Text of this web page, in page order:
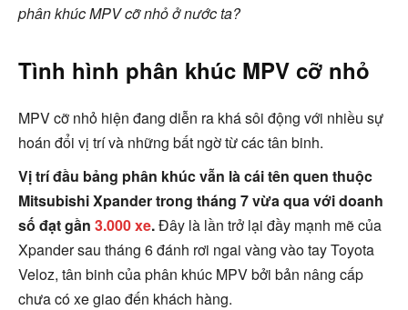
phân khúc MPV cỡ nhỏ ở nước ta?
Tình hình phân khúc MPV cỡ nhỏ
MPV cỡ nhỏ hiện đang diễn ra khá sôi động với nhiều sự
hoán đổi vị trí và những bất ngờ từ các tân binh.
Vị trí đầu bảng phân khúc vẫn là cái tên quen thuộc
Mitsubishi Xpander trong tháng 7 vừa qua với doanh
số đạt gần 3.000 xe.Đây là lần trở lại đầy mạnh mẽ của
Xpander sau tháng 6 đánh rơi ngai vàng vào tay Toyota
Veloz, tân binh của phân khúc MPV bởi bản nâng cấp
chưa có xe giao đến khách hàng.